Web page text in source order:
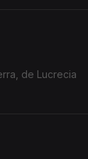
de Lucrecia